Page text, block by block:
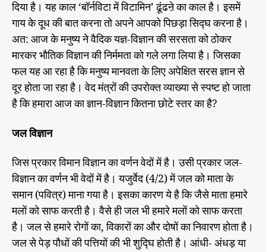
दिया है। यह काल ‘बॉर्नविटा में विटामिन’ ढूंढऩे का काल है। इसमें
गाय के दूध की बात करना तो अपने आपको पिछड़ा सिद्घ करना है।
अत: आज के मनुष्य ने वैदिक यज्ञ-विज्ञान की सरसता को ठोकर
मारकर भौतिक विज्ञान की निर्ममता को गले लगा लिया है। जिसका
फल यह आ रहा है कि मनुष्य मानवता के लिए अपेक्षित सरस ज्ञान से
दूर होता जा रहा है। वेद मंत्रों की उपरोक्त व्याख्या से स्पष्ट हो जाता
है कि हमारा आज का ज्ञान-विज्ञान कितना छोटे स्तर का है?
जल विज्ञान
जिस प्रकार विमान विज्ञान का वर्णन वेदों में है। उसी प्रकार जल-
विज्ञान का वर्णन भी वेदों में है। यजुर्वेद (4/2) में जल को माता के
समान (पवित्र) माना गया है। इसका कारण ये है कि जैसे माता हमारे
मलों को साफ करती है। वैसे ही जल भी हमारे मलों को साफ करता
है। जल से हमारे रोगों का, विकारों का और दोषों का निवारण होता है।
जल से पेड़ पौधों की पत्तियों की भी शुद्घि होती है। आंधी- अंधड़ या